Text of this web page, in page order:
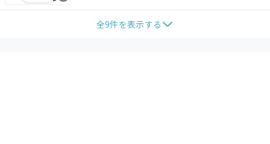
全9件を表示する